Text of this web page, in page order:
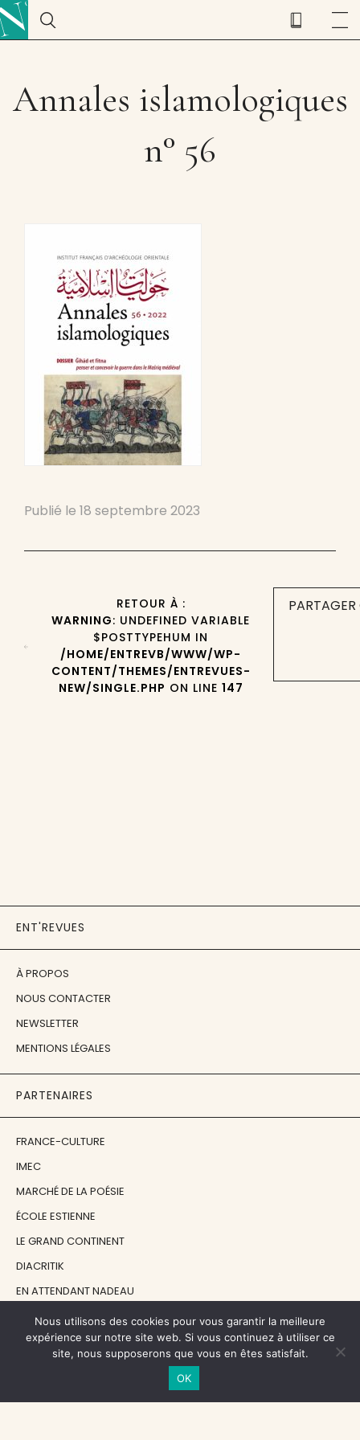
Annales islamologiques
n° 56
Publié le 18 septembre 2023
RETOUR À :
WARNING: UNDEFINED VARIABLE
$POSTTYPEHUM IN
/HOME/ENTREVB/WWW/WP-
CONTENT/THEMES/ENTREVUES-
NEW/SINGLE.PHP ON LINE 147
ENT'REVUES
À PROPOS
NOUS CONTACTER
NEWSLETTER
MENTIONS LÉGALES
PARTENAIRES
FRANCE-CULTURE
IMEC
MARCHÉ DE LA POÉSIE
ÉCOLE ESTIENNE
LE GRAND CONTINENT
DIACRITIK
EN ATTENDANT NADEAU
NOS SOUTIENS
Nous utilisons des cookies pour vous garantir la meilleure
expérience sur notre site web. Si vous continuez à utiliser ce
site, nous supposerons que vous en êtes satisfait.
OK